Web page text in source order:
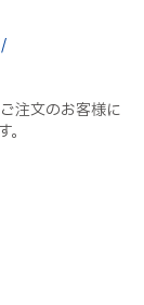
注文のお客様に